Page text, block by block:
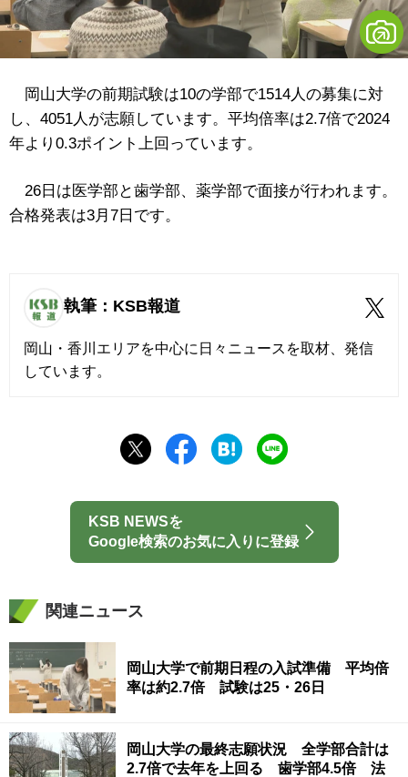
岡山大学の前期試験は10の学部で1514人の募集に対
し、4051人が志願しています。平均倍率は2.7倍で2024
年より0.3ポイント上回っています。
26日は医学部と歯学部、薬学部で面接が行われます。
合格発表は3月7日です。
執筆：KSB報道
岡山・香川エリアを中心に日々ニュースを取材、発信
しています。
KSB NEWSを
Google検索のお気に入りに登録
関連ニュース
岡山大学で前期日程の入試準備 平均倍
率は約2.7倍 試験は25・26日
岡山大学の最終志願状況 全学部合計は
2.7倍で去年を上回る 歯学部4.5倍 法